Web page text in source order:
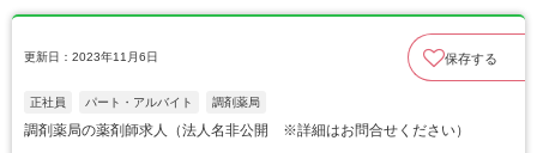
更新日：2023年11月6日 保存する
正社員 パート・アルバイト 調剤薬局
調剤薬局の薬剤師求人（法人名非公開 ※詳細はお問合せください）